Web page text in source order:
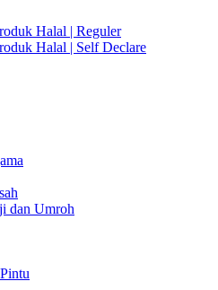
Halal | Reguler
Halal | Self Declare
dan Umroh